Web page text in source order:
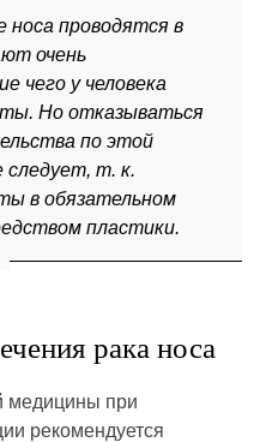
носа проводятся в
очень
чего у человека
Но отказываться
по этой
следует, т. к.
в обязательном
пластики.
рака носа
медицины при
рекомендуется